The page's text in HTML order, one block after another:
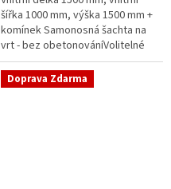
šířka 1000 mm, výška 1500 mm +
komínek Samonosná šachta na
vrt - bez obetonováníVolitelné
průměry i pozice prostupů na
pažení vrtu, hadice i...
Doprava Zdarma